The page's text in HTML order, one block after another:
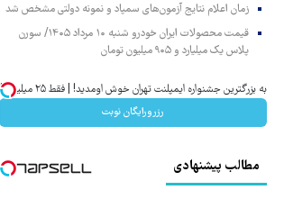
زمان اعلام نتایج آزمون‌های سمپاد و نمونه دولتی مشخص شد
قیمت محصولات ایران خودرو شنبه ۱۰ مرداد ۱۴۰۵/ سورن
پلاس یک میلیارد و ۹۰۵ میلیون تومان
به بزرگترین جشنواره ایمپلنت تهران خوش اومدید! | فقط ۲۵ میلیون !
رزرورایگان نوبت
مطالب پیشنهادی